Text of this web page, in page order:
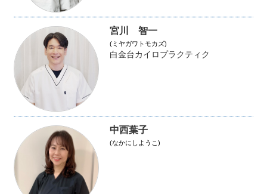
宮川 智一
(ミヤガワトモカズ)
白金台カイロプラクティク
中西葉子
(なかにしようこ)